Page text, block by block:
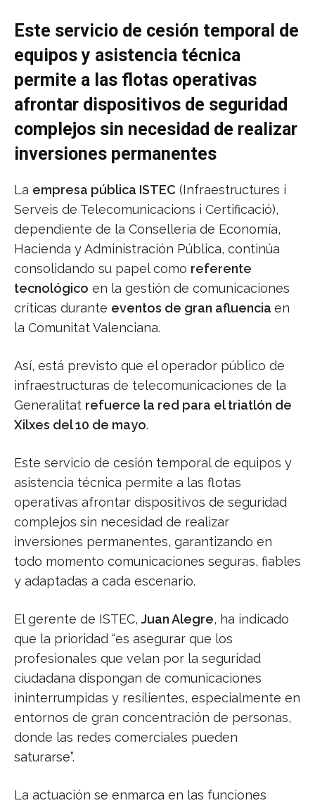
Este servicio de cesión temporal de
equipos y asistencia técnica
permite a las flotas operativas
afrontar dispositivos de seguridad
complejos sin necesidad de realizar
inversiones permanentes
La empresa pública ISTEC (Infraestructures i
Serveis de Telecomunicacions i Certificació),
dependiente de la Conselleria de Economía,
Hacienda y Administración Pública, continúa
consolidando su papel como referente
tecnológico en la gestión de comunicaciones
críticas durante eventos de gran afluencia en
la Comunitat Valenciana.
Así, está previsto que el operador público de
infraestructuras de telecomunicaciones de la
Generalitat refuerce la red para el triatlón de
Xilxes del 10 de mayo.
Este servicio de cesión temporal de equipos y
asistencia técnica permite a las flotas
operativas afrontar dispositivos de seguridad
complejos sin necesidad de realizar
inversiones permanentes, garantizando en
todo momento comunicaciones seguras, fiables
y adaptadas a cada escenario.
El gerente de ISTEC, Juan Alegre, ha indicado
que la prioridad “es asegurar que los
profesionales que velan por la seguridad
ciudadana dispongan de comunicaciones
ininterrumpidas y resilientes, especialmente en
entornos de gran concentración de personas,
donde las redes comerciales pueden
saturarse”.
La actuación se enmarca en las funciones